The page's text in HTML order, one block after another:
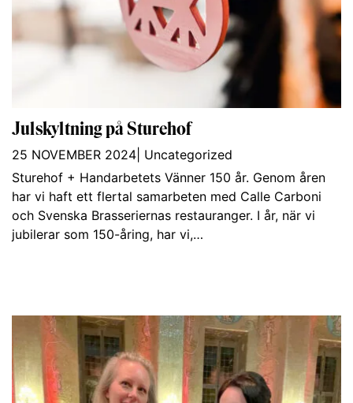
Julskyltning på Sturehof
25 NOVEMBER 2024 Uncategorized
Sturehof + Handarbetets Vänner 150 år. Genom åren
har vi haft ett flertal samarbeten med Calle Carboni
och Svenska Brasseriernas restauranger. I år, när vi
jubilerar som 150-åring, har vi,…